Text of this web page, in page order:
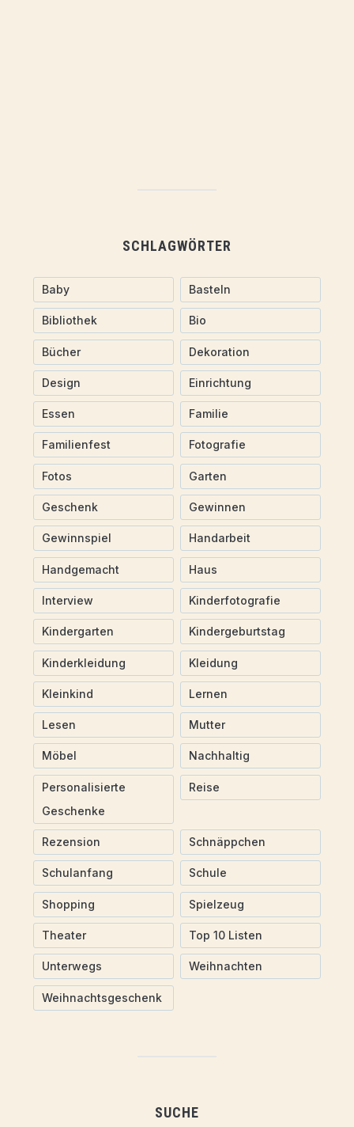
SCHLAGWÖRTER
Baby Basteln
Bibliothek Bio
Bücher Dekoration
Design Einrichtung
Essen Familie
Familienfest Fotografie
Fotos Garten
Geschenk Gewinnen
Gewinnspiel Handarbeit
Handgemacht Haus
Interview Kinderfotografie
Kindergarten Kindergeburtstag
Kinderkleidung Kleidung
Kleinkind Lernen
Lesen Mutter
Möbel Nachhaltig
Personalisierte
Geschenke
Reise
Rezension Schnäppchen
Schulanfang Schule
Shopping Spielzeug
Theater Top 10 Listen
Unterwegs Weihnachten
Weihnachtsgeschenk
SUCHE